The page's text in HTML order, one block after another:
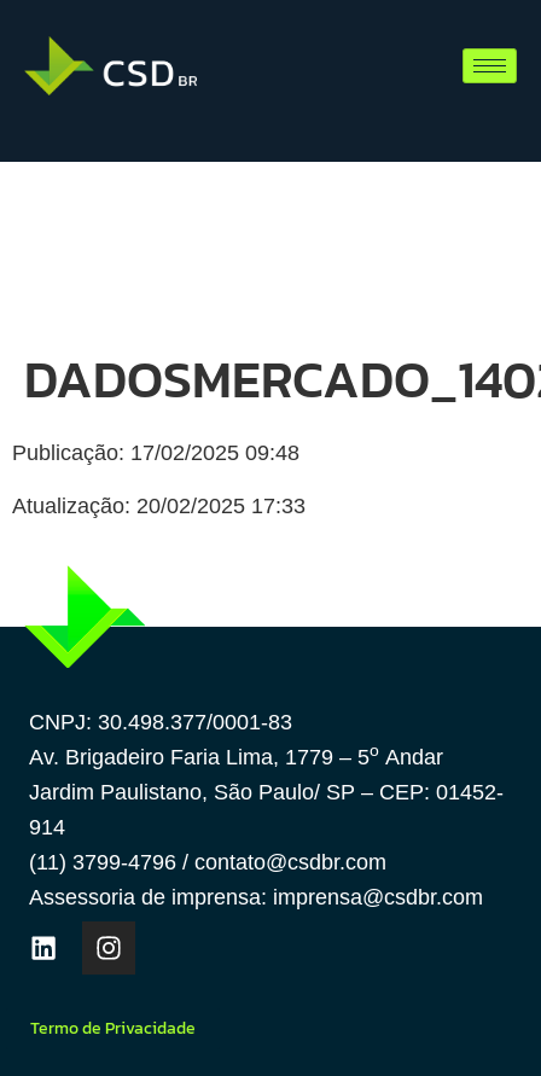
Publicação: 17/02/2025 09:48
Atualização: 20/02/2025 17:33
CNPJ: 30.498.377/0001-83
Av. Brigadeiro Faria Lima, 1779 – 5o Andar
Jardim Paulistano, São Paulo/ SP – CEP: 01452-
914
(11) 3799-4796 / contato@csdbr.com
Assessoria de imprensa: imprensa@csdbr.com
Termo de Privacidade